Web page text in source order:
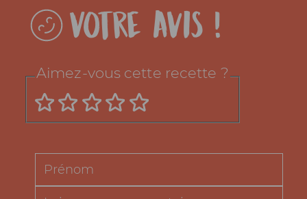
Votre avis !
Aimez-vous cette recette ?